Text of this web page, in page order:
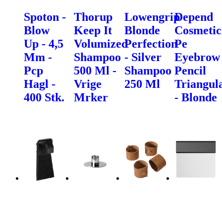
Spoton -
Blow
Up - 4,5
Mm -
Pcp
Hagl -
400 Stk.
Thorup
Keep It
Volumized
Shampoo
500 Ml -
Vrige
Mrker
Lowengrip
Blonde
Perfection
- Silver
Shampoo
250 Ml
Depend
Cosmetic
Pe
Eyebrow
Pencil
- Blonde